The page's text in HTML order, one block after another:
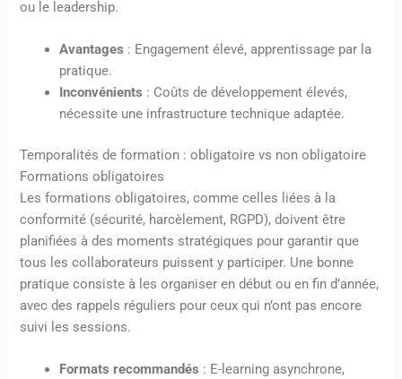
ou le leadership.
Avantages : Engagement élevé, apprentissage par la
pratique.
Inconvénients : Coûts de développement élevés,
nécessite une infrastructure technique adaptée.
Temporalités de formation : obligatoire vs non obligatoire
Formations obligatoires
Les formations obligatoires, comme celles liées à la
conformité (sécurité, harcèlement, RGPD), doivent être
planifiées à des moments stratégiques pour garantir que
tous les collaborateurs puissent y participer. Une bonne
pratique consiste à les organiser en début ou en fin d’année,
avec des rappels réguliers pour ceux qui n’ont pas encore
suivi les sessions.
Formats recommandés : E-learning asynchrone,